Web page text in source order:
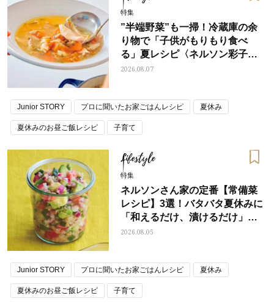
特集
”半端野菜”も一掃！冷蔵庫の余
り物で「子供がもりもり食べ
る」夏レシピ〈ネルソン彩子さ
ん〉
2026.08.07
Junior STORY プロに聞いたお家ごはんレシピ 夏休み
夏休みのお昼ご飯レシピ 子育て
Lifestyle
特集
ネルソンさん家の定番【常備菜
レシピ】3選！バタバタ夏休みに
「和えるだけ、漬けるだけ」の
あと1品
2026.08.05
Junior STORY プロに聞いたお家ごはんレシピ 夏休み
夏休みのお昼ご飯レシピ 子育て